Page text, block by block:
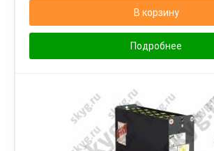
В корзину
Подробнее